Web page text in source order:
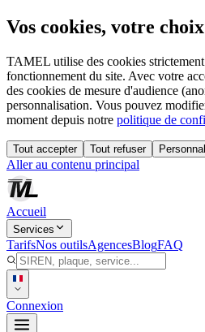
Vos cookies, votre choix
TAMEL utilise des cookies strictement
fonctionnement du site. Avec votre
des cookies de mesure d'audience
personnalisation. Vous pouvez
moment depuis notre politique de
Tout accepter Tout refuser
Aller au contenu principal
Accueil
Services
TarifsNos outilsAgencesBlogFAQ
Connexion